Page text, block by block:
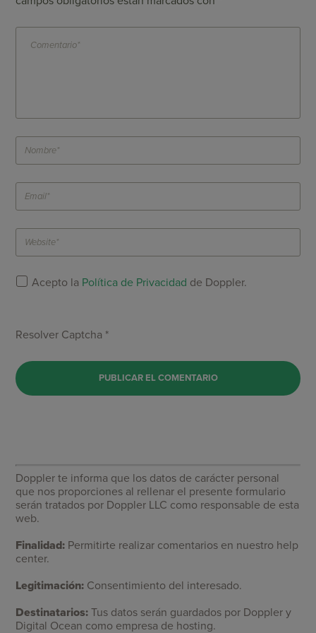
Acepto la Política de Privacidad de Doppler.
Resolver Captcha *
Doppler te informa que los datos de carácter personal
que nos proporciones al rellenar el presente formulario
serán tratados por Doppler LLC como responsable de esta
web.
Finalidad: Permitirte realizar comentarios en nuestro help
center.
Legitimación: Consentimiento del interesado.
Destinatarios: Tus datos serán guardados por Doppler y
Digital Ocean como empresa de hosting.